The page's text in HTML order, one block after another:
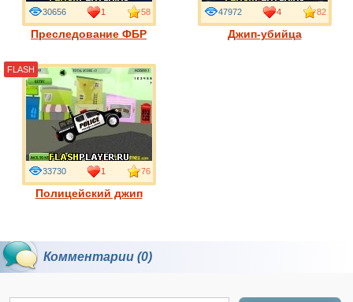
Преследование ФБР
30656 1 58
Джип-убийца
47972 4 82
Полицейский джип
33730 1 76
FLASH
Комментарии (0)